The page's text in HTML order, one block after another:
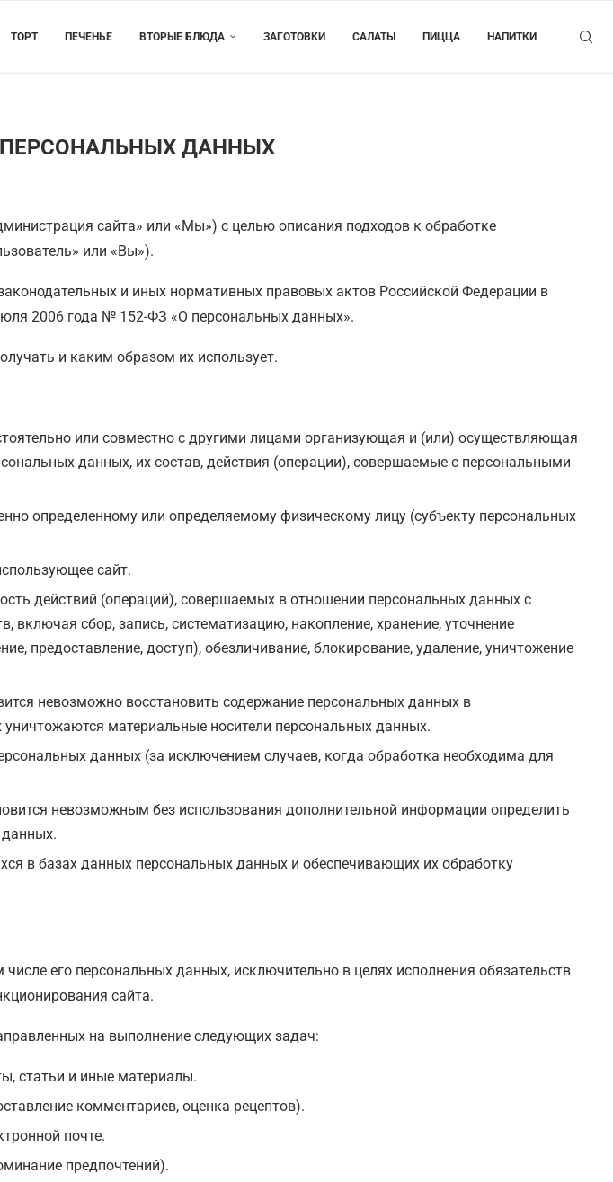
ТОРТ ПЕЧЕНЬЕ ВТОРЫЕ БЛЮДА ЗАГОТОВКИ САЛАТЫ ПИЦЦА НАПИТКИ
ДАННЫХ
сайта» или «Мы») с целью описания подходов к обработке
или «Вы»).
и иных нормативных правовых актов Российской Федерации в
2006 года № 152-ФЗ «О персональных данных».
и каким образом их использует.
или совместно с другими лицами организующая и (или) осуществляющая
данных, их состав, действия (операции), совершаемые с персональными
определенному или определяемому физическому лицу (субъекту персональных
сайт.
действий (операций), совершаемых в отношении персональных данных с
включая сбор, запись, систематизацию, накопление, хранение, уточнение
предоставление, доступ), обезличивание, блокирование, удаление, уничтожение
невозможно восстановить содержание персональных данных в
материальные носители персональных данных.
данных (за исключением случаев, когда обработка необходима для
невозможным без использования дополнительной информации определить
в базах данных персональных данных и обеспечивающих их обработку
его персональных данных, исключительно в целях исполнения обязательств
сайта.
на выполнение следующих задач:
статьи и иные материалы.
комментариев, оценка рецептов).
почте.
предпочтений).